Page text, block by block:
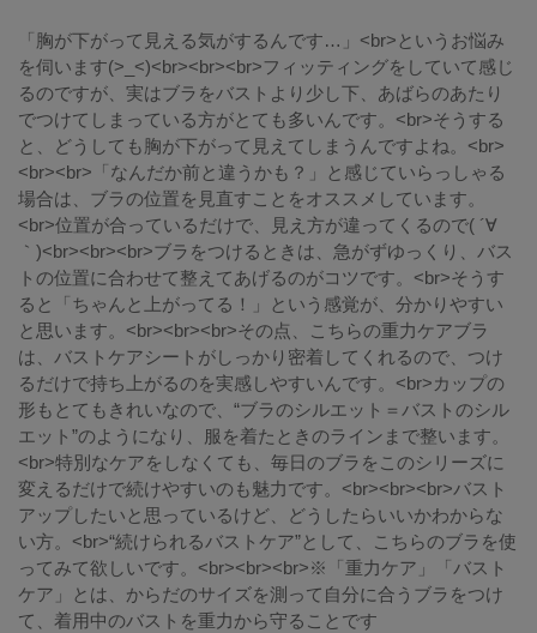
「胸が下がって見える気がするんです…」<br>というお悩み
を伺います(>_<)<br><br><br>フィッティングをしていて感じ
るのですが、実はブラをバストより少し下、あばらのあたり
でつけてしまっている方がとても多いんです。<br>そうする
と、どうしても胸が下がって見えてしまうんですよね。<br>
<br><br>「なんだか前と違うかも？」と感じていらっしゃる
場合は、ブラの位置を見直すことをオススメしています。
<br>位置が合っているだけで、見え方が違ってくるので( ´∀
｀)<br><br><br>ブラをつけるときは、急がずゆっくり、バス
トの位置に合わせて整えてあげるのがコツです。<br>そうす
ると「ちゃんと上がってる！」という感覚が、分かりやすい
と思います。<br><br><br>その点、こちらの重力ケアブラ
は、バストケアシートがしっかり密着してくれるので、つけ
るだけで持ち上がるのを実感しやすいんです。<br>カップの
形もとてもきれいなので、“ブラのシルエット＝バストのシル
エット”のようになり、服を着たときのラインまで整います。
<br>特別なケアをしなくても、毎日のブラをこのシリーズに
変えるだけで続けやすいのも魅力です。<br><br><br>バスト
アップしたいと思っているけど、どうしたらいいかわからな
い方。<br>“続けられるバストケア”として、こちらのブラを使
ってみて欲しいです。<br><br><br>※「重力ケア」「バスト
ケア」とは、からだのサイズを測って自分に合うブラをつけ
て、着用中のバストを重力から守ることです